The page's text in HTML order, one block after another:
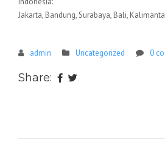
Jakarta, Bandung, Surabaya, Bali,
admin Uncategorized 0
Share: